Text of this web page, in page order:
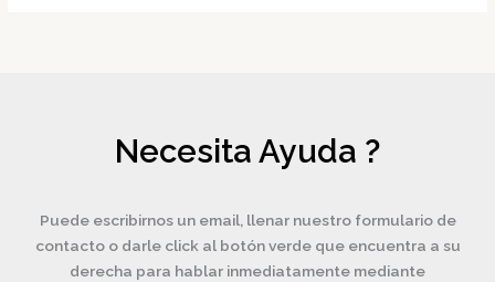
Necesita Ayuda ?
Puede escribirnos un email, llenar nuestro formulario de
contacto o darle click al botón verde que encuentra a su
derecha para hablar inmediatamente mediante